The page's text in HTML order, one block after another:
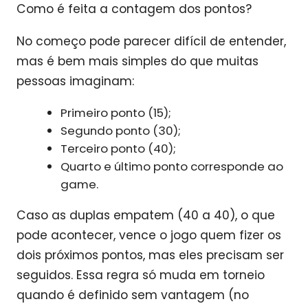
Como é feita a contagem dos pontos?
No começo pode parecer difícil de entender,
mas é bem mais simples do que muitas
pessoas imaginam:
Primeiro ponto (15);
Segundo ponto (30);
Terceiro ponto (40);
Quarto e último ponto corresponde ao
game.
Caso as duplas empatem (40 a 40), o que
pode acontecer, vence o jogo quem fizer os
dois próximos pontos, mas eles precisam ser
seguidos. Essa regra só muda em torneio
quando é definido sem vantagem (no